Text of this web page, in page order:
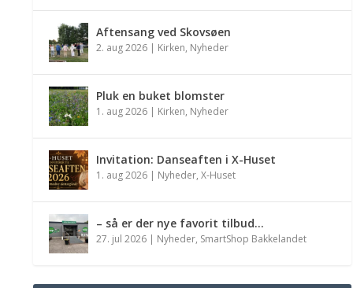
Aftensang ved Skovsøen
2. aug 2026 | Kirken, Nyheder
Pluk en buket blomster
1. aug 2026 | Kirken, Nyheder
Invitation: Danseaften i X-Huset
1. aug 2026 | Nyheder,X-Huset
– så er der nye favorit tilbud…
27. jul 2026 | Nyheder, SmartShop Bakkelandet